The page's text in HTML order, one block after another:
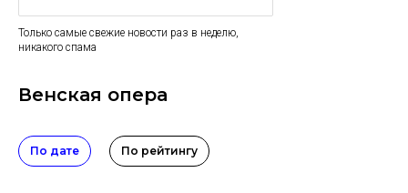
Только самые свежие новости раз в неделю,
никакого спама
Венская опера
По дате По рейтингу